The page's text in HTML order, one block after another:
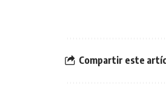
Compartir este